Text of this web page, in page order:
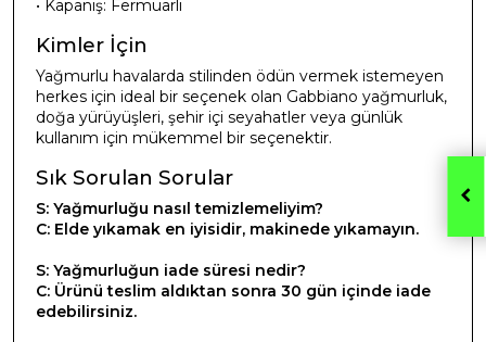
• Kapanış: Fermuarlı
Kimler İçin
Yağmurlu havalarda stilinden ödün vermek istemeyen
herkes için ideal bir seçenek olan Gabbiano yağmurluk,
doğa yürüyüşleri, şehir içi seyahatler veya günlük
kullanım için mükemmel bir seçenektir.
Sık Sorulan Sorular
S: Yağmurluğu nasıl temizlemeliyim?
C: Elde yıkamak en iyisidir, makinede yıkamayın.
S: Yağmurluğun iade süresi nedir?
C: Ürünü teslim aldıktan sonra 30 gün içinde iade
edebilirsiniz.